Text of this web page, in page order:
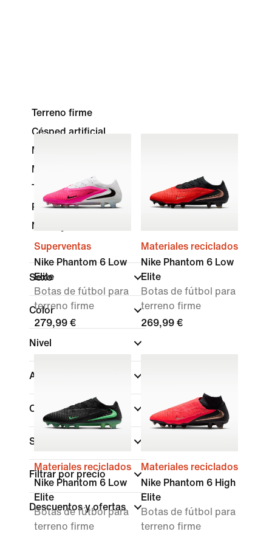
Terreno firme
Césped artificial
Moqueta - Turf
Multisuperficie
Terreno blando
Pista cubierta
Nike By You
Sexo
Color
Nivel
Altura de las zapatillas
Colecciones(1)
Superficie
Filtrar por precio
Descuentos y ofertas
Superventas
Nike Phantom 6 Low
Elite
Botas de fútbol para
terreno firme
279,99 €
Materiales reciclados
Nike Phantom 6 Low
Elite
Botas de fútbol para
terreno firme
269,99 €
Materiales reciclados
Nike Phantom 6 Low
Elite
Botas de fútbol para
terreno firme
Materiales reciclados
Nike Phantom 6 High
Elite
Botas de fútbol para
terreno firme